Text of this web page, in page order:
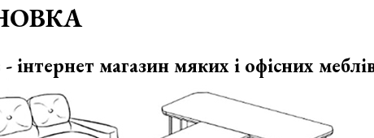
інтернет магазин мяких і офісних